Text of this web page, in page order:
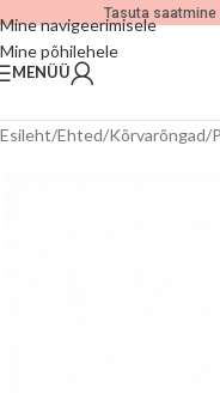
Mine navigeerimisele
Mine põhilehele
Tasuta
MENÜÜ
Esileht/Ehted/Kõrvarõngad/